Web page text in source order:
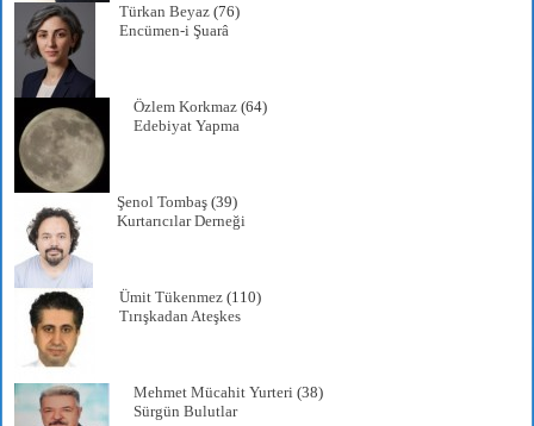
Türkan Beyaz (76)
Encümen-i Şuarâ
Özlem Korkmaz (64)
Edebiyat Yapma
Şenol Tombaş (39)
Kurtarıcılar Derneği
Ümit Tükenmez (110)
Tırışkadan Ateşkes
Mehmet Mücahit Yurteri (38)
Sürgün Bulutlar